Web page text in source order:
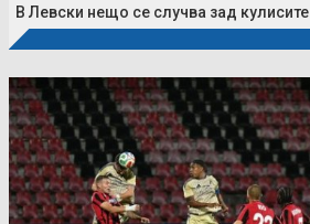
В Левски нещо се случва зад кулисите